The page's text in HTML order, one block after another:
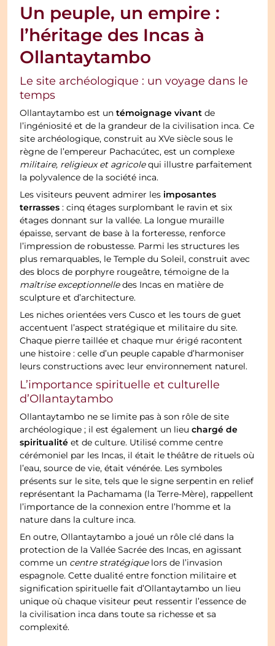
Un peuple, un empire :
l’héritage des Incas à
Ollantaytambo
Le site archéologique : un voyage dans le
temps
Ollantaytambo est untémoignage vivant de
l’ingéniosité et de la grandeur de la civilisation inca. Ce
site archéologique, construit au XVe siècle sous le
règne de l’empereur Pachacútec, est un complexe
militaire, religieux et agricolequi illustre parfaitement
la polyvalence de la société inca.
Les visiteurs peuvent admirer les imposantes
terrasses : cinq étages surplombant le ravin et six
étages donnant sur la vallée. La longue muraille
épaisse, servant de base à la forteresse, renforce
l’impression de robustesse. Parmi les structures les
plus remarquables, le Temple du Soleil, construit avec
des blocs de porphyre rougeâtre, témoigne de la
maîtrise exceptionnelledes Incas en matière de
sculpture et d’architecture.
Les niches orientées vers Cusco et les tours de guet
accentuent l’aspect stratégique et militaire du site.
Chaque pierre taillée et chaque mur érigé racontent
une histoire : celle d’un peuple capable d’harmoniser
leurs constructions avec leur environnement naturel.
L’importance spirituelle et culturelle
d’Ollantaytambo
Ollantaytambo ne se limite pas à son rôle de site
archéologique ; il est également un lieuchargé de
spiritualité et de culture. Utilisé comme centre
cérémoniel par les Incas, il était le théâtre de rituels où
l’eau, source de vie, était vénérée. Les symboles
présents sur le site, tels que le signe serpentin en relief
représentant la Pachamama (la Terre-Mère), rappellent
l’importance de la connexion entre l’homme et la
nature dans la culture inca.
En outre, Ollantaytambo a joué un rôle clé dans la
protection de la Vallée Sacrée des Incas, en agissant
comme un centre stratégiquelors de l’invasion
espagnole. Cette dualité entre fonction militaire et
signification spirituelle fait d’Ollantaytambo un lieu
unique où chaque visiteur peut ressentir l’essence de
la civilisation inca dans toute sa richesse et sa
complexité.